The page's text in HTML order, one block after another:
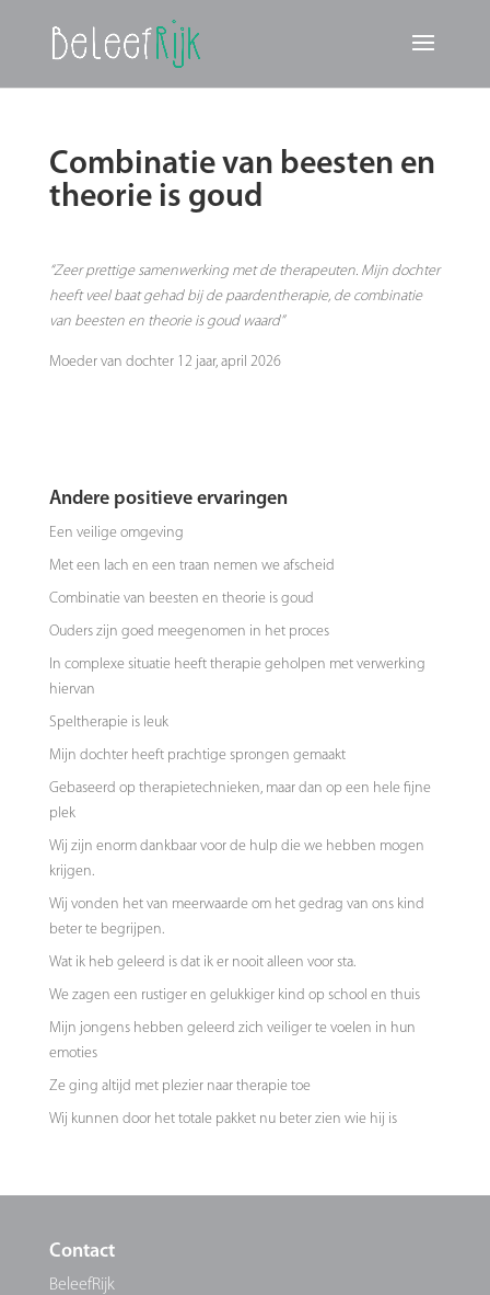
Combinatie van beesten en
theorie is goud
“Zeer prettige samenwerking met de therapeuten. Mijn dochter
heeft veel baat gehad bij de paardentherapie, de combinatie
van beesten en theorie is goud waard”
Moeder van dochter 12 jaar, april 2026
Andere positieve ervaringen
Een veilige omgeving
Met een lach en een traan nemen we afscheid
Combinatie van beesten en theorie is goud
Ouders zijn goed meegenomen in het proces
In complexe situatie heeft therapie geholpen met verwerking
hiervan
Speltherapie is leuk
Mijn dochter heeft prachtige sprongen gemaakt
Gebaseerd op therapietechnieken, maar dan op een hele fijne
plek
Wij zijn enorm dankbaar voor de hulp die we hebben mogen
krijgen.
Wij vonden het van meerwaarde om het gedrag van ons kind
beter te begrijpen.
Wat ik heb geleerd is dat ik er nooit alleen voor sta.
We zagen een rustiger en gelukkiger kind op school en thuis
Mijn jongens hebben geleerd zich veiliger te voelen in hun
emoties
Ze ging altijd met plezier naar therapie toe
Wij kunnen door het totale pakket nu beter zien wie hij is
Contact
BeleefRijk